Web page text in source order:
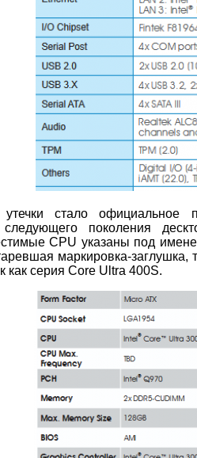
стало официальное
следующего поколения
CPU указаны под
маркировка-
как серия Core Ultra 400S.